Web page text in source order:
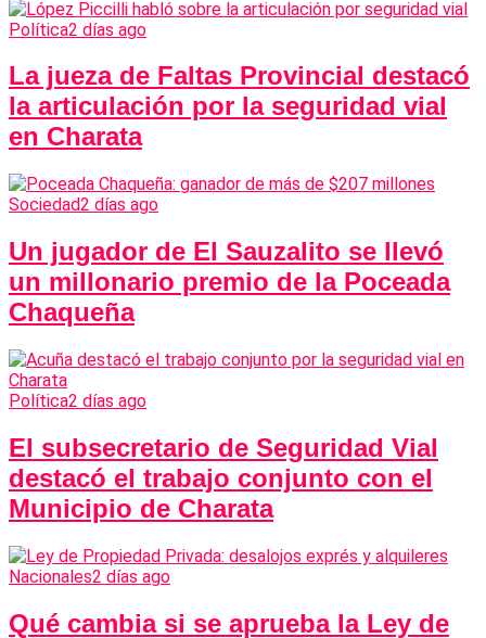
Política2 días ago
La jueza de Faltas Provincial destacó
la articulación por la seguridad vial
en Charata
Sociedad2 días ago
Un jugador de El Sauzalito se llevó
un millonario premio de la Poceada
Chaqueña
Política2 días ago
El subsecretario de Seguridad Vial
destacó el trabajo conjunto con el
Municipio de Charata
Nacionales2 días ago
Qué cambia si se aprueba la Ley de